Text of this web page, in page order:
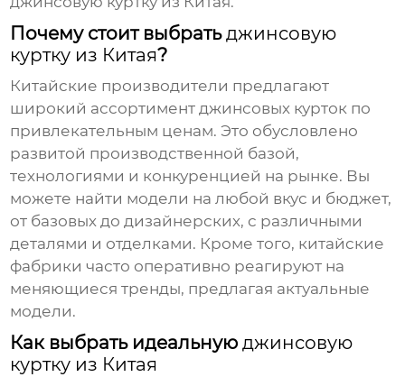
Почему стоит выбратьджинсовую
куртку из Китая?
Китайские производители предлагают
широкий ассортиментджинсовых курток по
привлекательным ценам. Это обусловлено
развитой производственной базой,
технологиями и конкуренцией на рынке. Вы
можете найти модели на любой вкус и бюджет,
от базовых до дизайнерских, с различными
деталями и отделками. Кроме того, китайские
фабрики часто оперативно реагируют на
меняющиеся тренды, предлагая актуальные
модели.
Как выбрать идеальнуюджинсовую
куртку из Китая